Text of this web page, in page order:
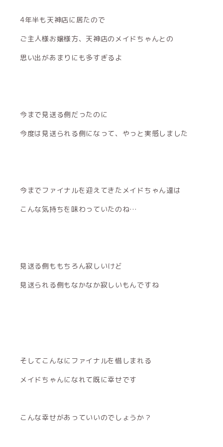
4年半も天神店に居たので
ご主人様お嬢様方、天神店のメイドちゃんとの
思い出があまりにも多すぎるよ
今まで見送る側だったのに
今度は見送られる側になって、やっと実感しました
今までファイナルを迎えてきたメイドちゃん達は
こんな気持ちを味わっていたのね…
見送る側ももちろん寂しいけど
見送られる側もなかなか寂しいもんですね
そしてこんなにファイナルを惜しまれる
メイドちゃんになれて既に幸せです
こんな幸せがあっていいのでしょうか？